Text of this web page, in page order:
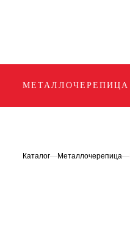
МЕТАЛЛОЧЕРЕПИЦА
Каталог—Металлочерепица—